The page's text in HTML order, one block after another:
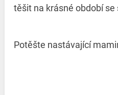
těšit na krásné období
Potěšte nastávající